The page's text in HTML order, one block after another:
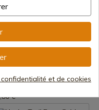
Voir le produit
ARVID moyenne.
universel
sous 7 à 15 jours
€
et de cookies